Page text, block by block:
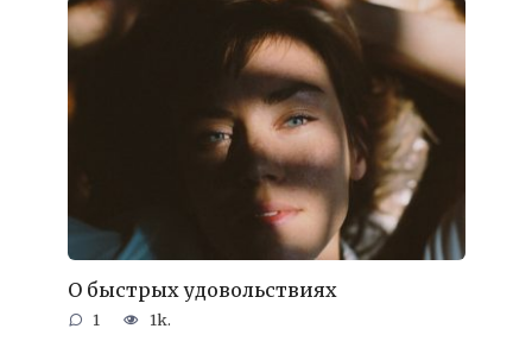
О быстрых удовольствиях
1 1k.